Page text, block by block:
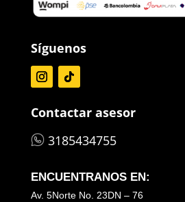
Síguenos
Contactar asesor
3185434755
ENCUENTRANOS EN:
Av. 5Norte No. 23DN – 76